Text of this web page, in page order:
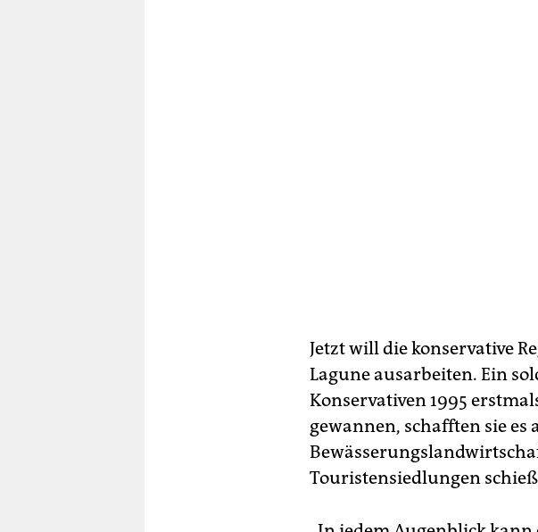
Jetzt will die konservative
Lagune ausarbeiten. Ein
Konservativen 1995
gewannen, schafften sie es
Touristensiedlungen